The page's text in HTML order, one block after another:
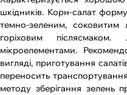
шкідників. Корн-салат
темно-зеленим,
горіховим
мікроелементами.
вигляді, приготування
переносить
методу зберігання зелень